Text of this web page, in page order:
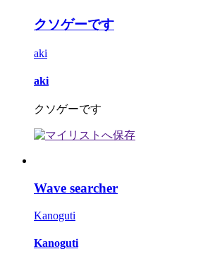
クソゲーです
aki
aki
クソゲーです
Wave searcher
Kanoguti
Kanoguti